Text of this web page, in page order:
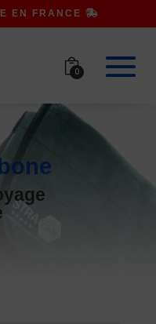
EN FRANCE
0